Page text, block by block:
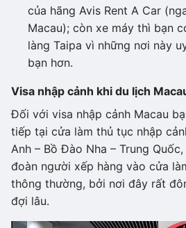
của hãng Avis Rent A Car
Macau); còn xe máy thì bạn
làng Taipa vì những nơi này
bạn hơn.
Visa nhập cảnh khi du lịch
Đối với visa nhập cảnh Macau
tiếp tại cửa làm thủ tục nhập
Anh – Bồ Đào Nha – Trung
đoàn người xếp hàng vào cửa
thông thường, bởi nơi đây rất
đợi lâu.